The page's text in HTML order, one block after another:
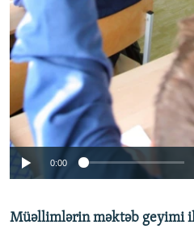
0:00
Müəllimlərin məktəb geyimi